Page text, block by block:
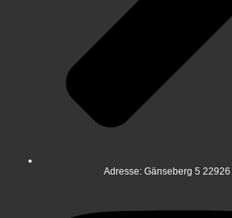
Adresse: Gänseberg 5